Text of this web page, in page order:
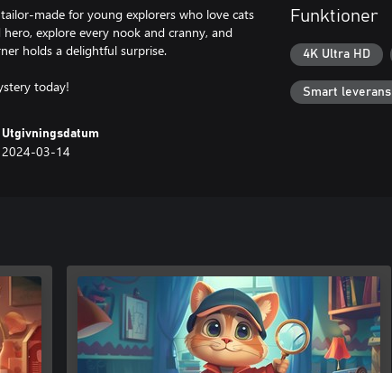
made for young explorers who love cats
explore every nook and cranny, and
holds a delightful surprise.
today!
Utgivningsdatum
2024-03-14
Funktioner
4K Ultra HD
Smart leverans